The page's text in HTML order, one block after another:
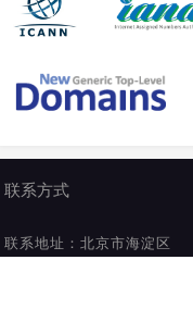
联系方式
联系地址：北京市海淀区